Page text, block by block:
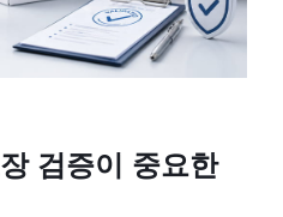
검증이 중요한